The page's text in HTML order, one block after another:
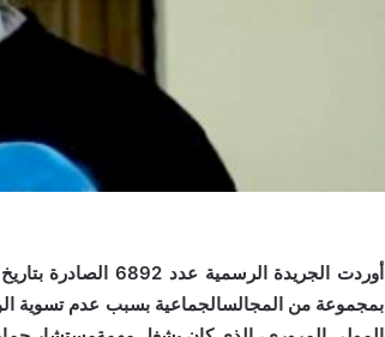
بمجموعة من المجالسالجماعية بسبب عدم تسوية